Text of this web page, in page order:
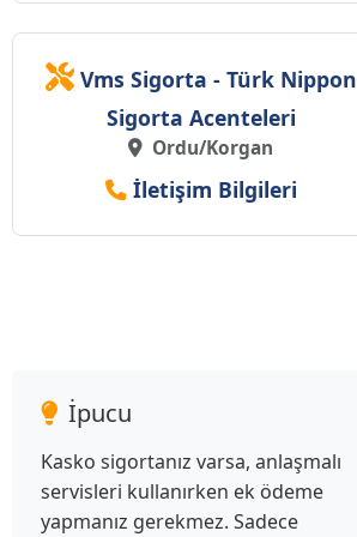
Vms Sigorta - Türk Nippon
Sigorta Acenteleri
Ordu/Korgan
İletişim Bilgileri
İpucu
Kasko sigortanız varsa, anlaşmalı
servisleri kullanırken ek ödeme
yapmanız gerekmez. Sadece